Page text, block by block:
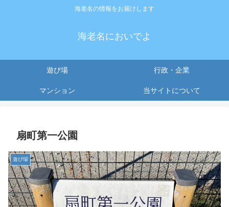
海老名の情報をお届けします
海老名においでよ
遊び場 行政・企業
マンション 当サイトについて
扇町第一公園
遊び場